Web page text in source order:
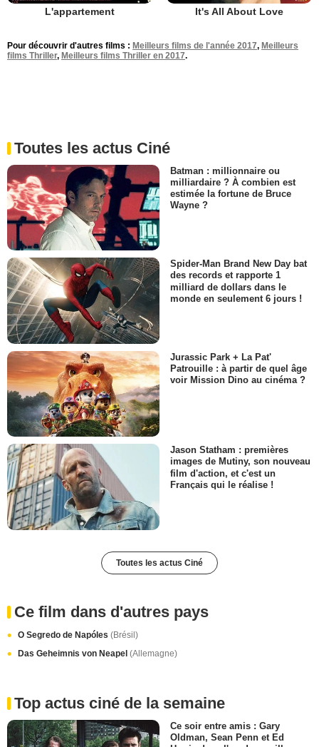
L'appartement It's All About Love
Pour découvrir d'autres films : Meilleurs films de l'année 2017, Meilleurs
films Thriller, Meilleurs films Thriller en 2017.
Toutes les actus Ciné
Batman : millionnaire ou
milliardaire ? À combien est
estimée la fortune de Bruce
Wayne ?
Spider-Man Brand New Day bat
des records et rapporte 1
milliard de dollars dans le
monde en seulement 6 jours !
Jurassic Park + La Pat'
Patrouille : à partir de quel âge
voir Mission Dino au cinéma ?
Jason Statham : premières
images de Mutiny, son nouveau
film d'action, et c'est un
Français qui le réalise !
Toutes les actus Ciné
Ce film dans d'autres pays
O Segredo de Napóles (Brésil)
Das Geheimnis von Neapel (Allemagne)
Top actus ciné de la semaine
Ce soir entre amis : Gary
Oldman, Sean Penn et Ed